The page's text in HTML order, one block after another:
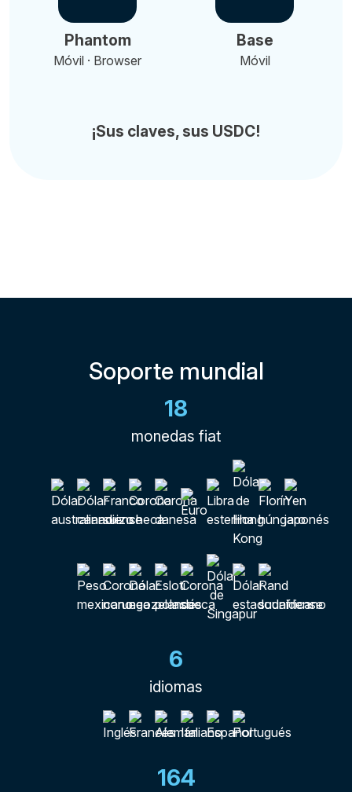
Phantom
Móvil · Browser
Base
Móvil
¡Sus claves, sus USDC!
Soporte mundial
18
monedas fiat
6
idiomas
164